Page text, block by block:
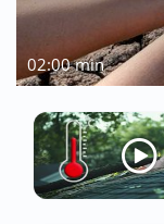
02:00 min